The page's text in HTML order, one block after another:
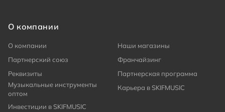
О компании
О компании
Наши магазины
Партнерский союз
Франчайзинг
Реквизиты
Партнерская программа
Музыкальные инструменты
оптом
Карьера в SKIFMUSIC
Инвестиции в SKIFMUSIC